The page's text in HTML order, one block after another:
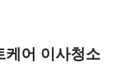
케어 이사청소